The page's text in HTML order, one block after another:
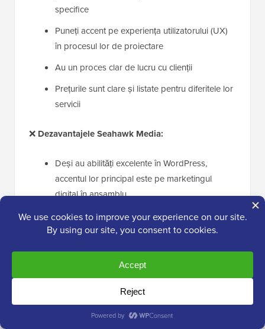
specifice
Puneți accent pe experiența utilizatorului (UX)
în procesul lor de proiectare
Au un proces clar de lucru cu clienții
Prețurile sunt clare și listate pentru diferitele lor
servicii
❌ Dezavantajele Seahawk Media:
Deși au abilități excelente în WordPress,
accentul lor principal este pe marketingul
digital în ansamblu
Mai puțin concentrați pe aspectele foarte
tehnice ale WordPress
De ce recomandăm Seahawk Media:
noastră, Seahawk Media oferă o combinație de
dezvoltare WordPress cu expertiză în marketing
digital. Acest lucru poate fi util dacă doriți ca o
companie să gestioneze toate aspectele prezenței